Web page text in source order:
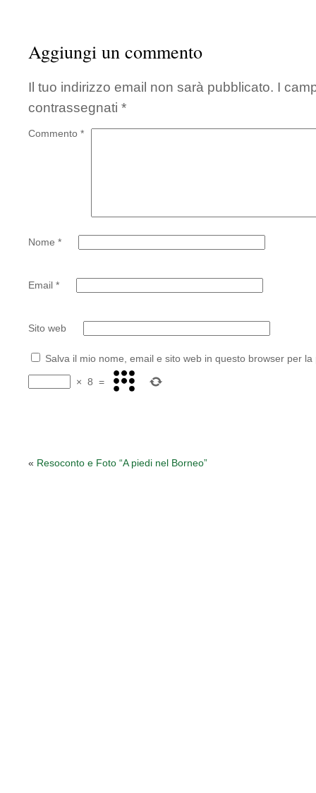
Aggiungi un commento
Il tuo indirizzo email non sarà pubblicato. I
contrassegnati *
Commento *
Nome *
Email *
Sito web
Salva il mio nome, email e sito web in questo browser per
× 8 =
« Resoconto e Foto “A piedi nel Borneo”